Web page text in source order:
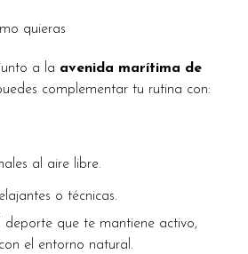
quieras
a la avenida marítima de
complementar tu rutina con:
al aire libre.
o técnicas.
que te mantiene activo,
el entorno natural.